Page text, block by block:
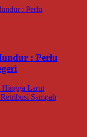
: Perlu